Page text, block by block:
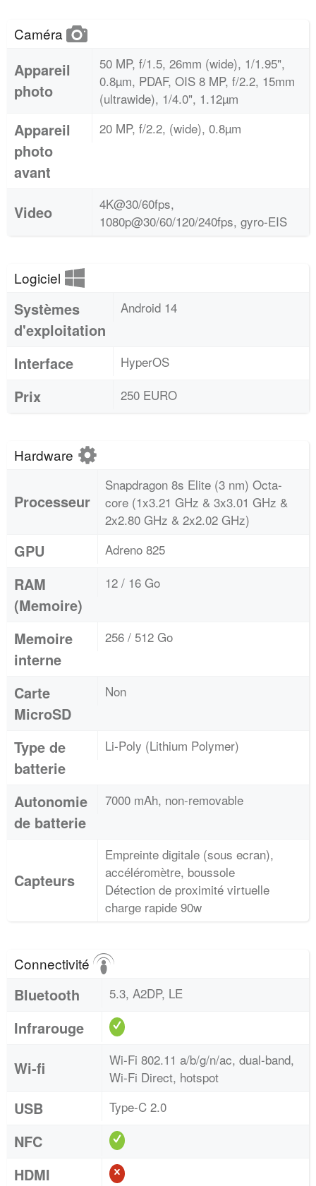
Caméra
Appareil
photo
50 MP, f/1.5, 26mm (wide), 1/1.95",
0.8µm, PDAF, OIS 8 MP, f/2.2, 15mm
(ultrawide), 1/4.0", 1.12µm
Appareil
photo
avant
20 MP, f/2.2, (wide), 0.8µm
Video
4K@30/60fps,
1080p@30/60/120/240fps, gyro-EIS
Logiciel
Systèmes
d'exploitation
Android 14
Interface HyperOS
Prix 250 EURO
Hardware
Processeur
Snapdragon 8s Elite (3 nm) Octa-
core (1x3.21 GHz & 3x3.01 GHz &
2x2.80 GHz & 2x2.02 GHz)
GPU Adreno 825
RAM
(Memoire)
12 / 16 Go
Memoire
interne
256 / 512 Go
Carte
MicroSD
Non
Type de
batterie
Li-Poly (Lithium Polymer)
Autonomie
de batterie
7000 mAh, non-removable
Capteurs
Empreinte digitale (sous ecran),
accéléromètre, boussole
Détection de proximité virtuelle
charge rapide 90w
Connectivité
Bluetooth 5.3, A2DP, LE
Infrarouge
Wi-fi
Wi-Fi 802.11 a/b/g/n/ac, dual-band,
Wi-Fi Direct, hotspot
USB Type-C 2.0
NFC
HDMI